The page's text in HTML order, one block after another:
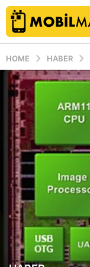
HOME HABER